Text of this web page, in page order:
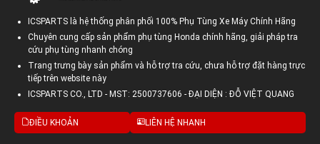
ICSPARTS là hệ thống phân phối 100% Phụ Tùng Xe Máy Chính Hãng
Chuyên cung cấp sản phẩm phụ tùng Honda chính hãng, giải pháp tra
cứu phụ tùng nhanh chóng
Trang trưng bày sản phẩm và hỗ trợ tra cứu, chưa hỗ trợ đặt hàng trực
tiếp trên website này
ICSPARTS CO., LTD - MST: 2500737606 - ĐẠI DIỆN : ĐỖ VIỆT QUANG
ĐIỀU KHOẢN LIÊN HỆ NHANH